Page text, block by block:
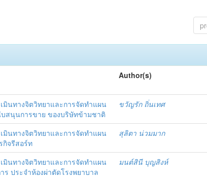
Author(s)
นทางจิตวิทยาและการจัดทำแผน
สนุนการขาย ของบริษัทข้ามชาติ
ขวัญรัก ถิ่นเทศ
นทางจิตวิทยาและการจัดทำแผน
จรีสอร์ท
สุลิตา น่วมมาก
นทางจิตวิทยาและการจัดทำแผน
ประจำห้องผ่าตัดโรงพยาบาล
มนต์สินี บุญสิงห์